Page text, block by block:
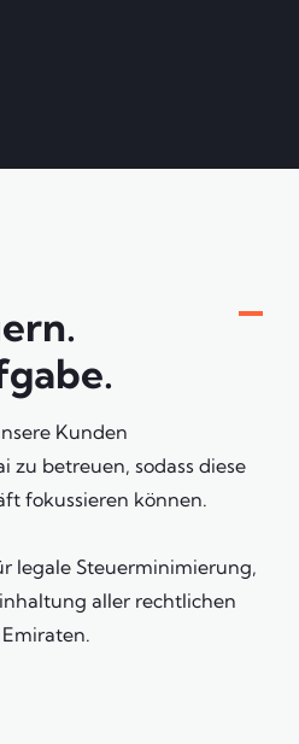
Kunden
zu betreuen, sodass diese
fokussieren können.
legale Steuerminimierung,
aller rechtlichen